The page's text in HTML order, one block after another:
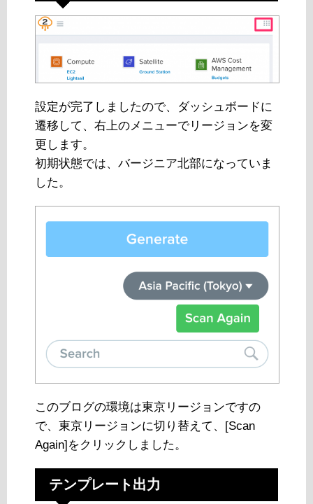
設定が完了しましたので、ダッシュボードに
遷移して、右上のメニューでリージョンを変
更します。
初期状態では、バージニア北部になっていま
した。
このブログの環境は東京リージョンですの
で、東京リージョンに切り替えて、[Scan
Again]をクリックしました。
テンプレート出力